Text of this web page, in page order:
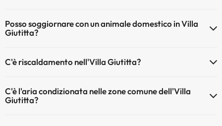
Posso soggiornare con un animale domestico in Villa
Giutitta?
C'è riscaldamento nell'Villa Giutitta?
C'è l'aria condizionata nelle zone comune dell'Villa
Giutitta?